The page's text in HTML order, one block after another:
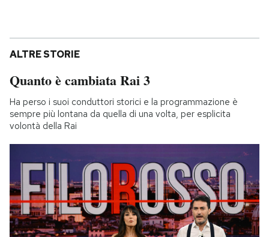
ALTRE STORIE
Quanto è cambiata Rai 3
Ha perso i suoi conduttori storici e la programmazione è
sempre più lontana da quella di una volta, per esplicita
volontà della Rai